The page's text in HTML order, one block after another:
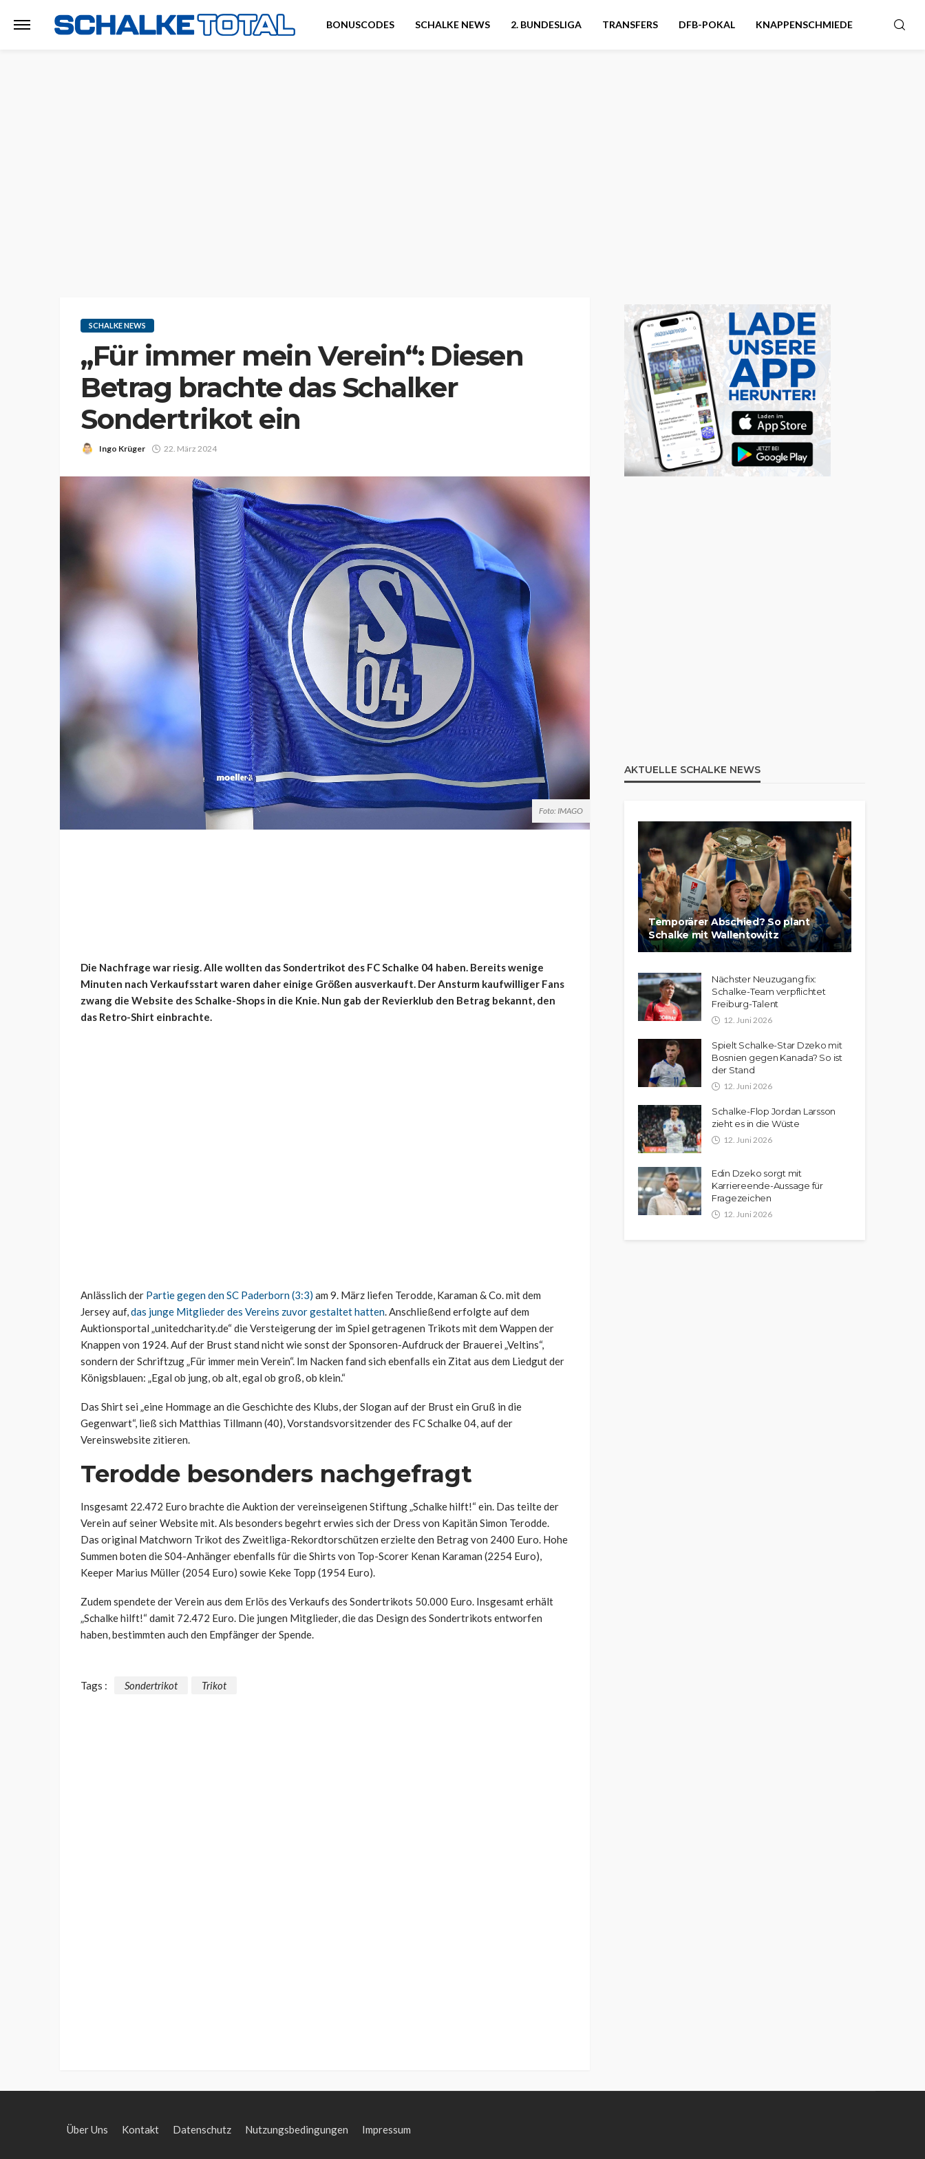
BONUSCODES SCHALKE NEWS 2. BUNDESLIGA TRANSFERS DFB-POKAL KNAPPENSCHMIEDE
SCHALKE NEWS
„Für immer mein Verein“: Diesen
Betrag brachte das Schalker
Sondertrikot ein
Ingo Krüger 22. März 2024
Foto: IMAGO
Die Nachfrage war riesig. Alle wollten das Sondertrikot des FC Schalke 04 haben. Bereits wenige
Minuten nach Verkaufsstart waren daher einige Größen ausverkauft. Der Ansturm kaufwilliger Fans
zwang die Website des Schalke-Shops in die Knie. Nun gab der Revierklub den Betrag bekannt, den
das Retro-Shirt einbrachte.
Anlässlich der Partie gegen den SC Paderborn (3:3) am 9. März liefen Terodde, Karaman & Co. mit dem
Jersey auf,das junge Mitglieder des Vereins zuvor gestaltet hatten. Anschließend erfolgte auf dem
Auktionsportal „unitedcharity.de“ die Versteigerung der im Spiel getragenen Trikots mit dem Wappen der
Knappen von 1924. Auf der Brust stand nicht wie sonst der Sponsoren-Aufdruck der Brauerei „Veltins“,
sondern der Schriftzug „Für immer mein Verein“. Im Nacken fand sich ebenfalls ein Zitat aus dem Liedgut der
Königsblauen: „Egal ob jung, ob alt, egal ob groß, ob klein.“
Das Shirt sei „eine Hommage an die Geschichte des Klubs, der Slogan auf der Brust ein Gruß in die
Gegenwart“, ließ sich Matthias Tillmann (40), Vorstandsvorsitzender des FC Schalke 04, auf der
Vereinswebsite zitieren.
Terodde besonders nachgefragt
Insgesamt 22.472 Euro brachte die Auktion der vereinseigenen Stiftung „Schalke hilft!“ ein. Das teilte der
Verein auf seiner Website mit. Als besonders begehrt erwies sich der Dress von Kapitän Simon Terodde.
Das original Matchworn Trikot des Zweitliga-Rekordtorschützen erzielte den Betrag von 2400 Euro. Hohe
Summen boten die S04-Anhänger ebenfalls für die Shirts von Top-Scorer Kenan Karaman (2254 Euro),
Keeper Marius Müller (2054 Euro) sowie Keke Topp (1954 Euro).
Zudem spendete der Verein aus dem Erlös des Verkaufs des Sondertrikots 50.000 Euro. Insgesamt erhält
„Schalke hilft!“ damit 72.472 Euro. Die jungen Mitglieder, die das Design des Sondertrikots entworfen
haben, bestimmten auch den Empfänger der Spende.
Tags : Sondertrikot Trikot
AKTUELLE SCHALKE NEWS
Temporärer Abschied? So plant
Schalke mit Wallentowitz
Nächster Neuzugang fix:
Schalke-Team verpflichtet
Freiburg-Talent
12. Juni 2026
Spielt Schalke-Star Dzeko mit
Bosnien gegen Kanada? So ist
der Stand
12. Juni 2026
Schalke-Flop Jordan Larsson
zieht es in die Wüste
12. Juni 2026
Edin Dzeko sorgt mit
Karriereende-Aussage für
Fragezeichen
12. Juni 2026
Über Uns Kontakt Datenschutz Nutzungsbedingungen Impressum